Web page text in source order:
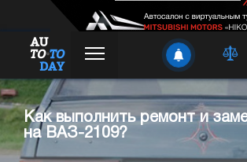
Как выполнить ремонт и
на ВАЗ-2109?